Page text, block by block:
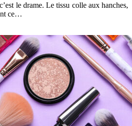
le drame. Le tissu colle aux hanches,
ce…